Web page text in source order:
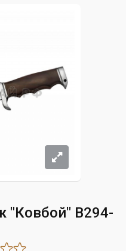
"Ковбой" B294-